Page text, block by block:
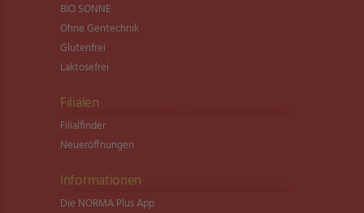
BIO SONNE
Ohne Gentechnik
Glutenfrei
Laktosefrei
Filialen
Filialfinder
Neueröffnungen
Informationen
Die NORMA Plus App